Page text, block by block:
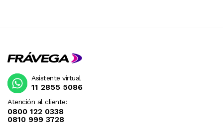
Atención al cliente:
0800 122 0338
0810 999 3728
Asistente virtual
11 2855 5086